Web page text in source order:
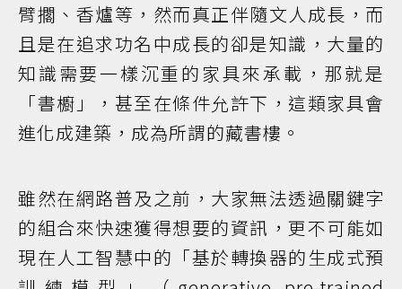
臂擱、香爐等，然而真正伴隨文人成長，而
且是在追求功名中成長的卻是知識，大量的
知識需要一樣沉重的家具來承載，那就是
「書櫥」，甚至在條件允許下，這類家具會
進化成建築，成為所謂的藏書樓。
雖然在網路普及之前，大家無法透過關鍵字
的組合來快速獲得想要的資訊，更不可能如
現在人工智慧中的「基於轉換器的生成式預